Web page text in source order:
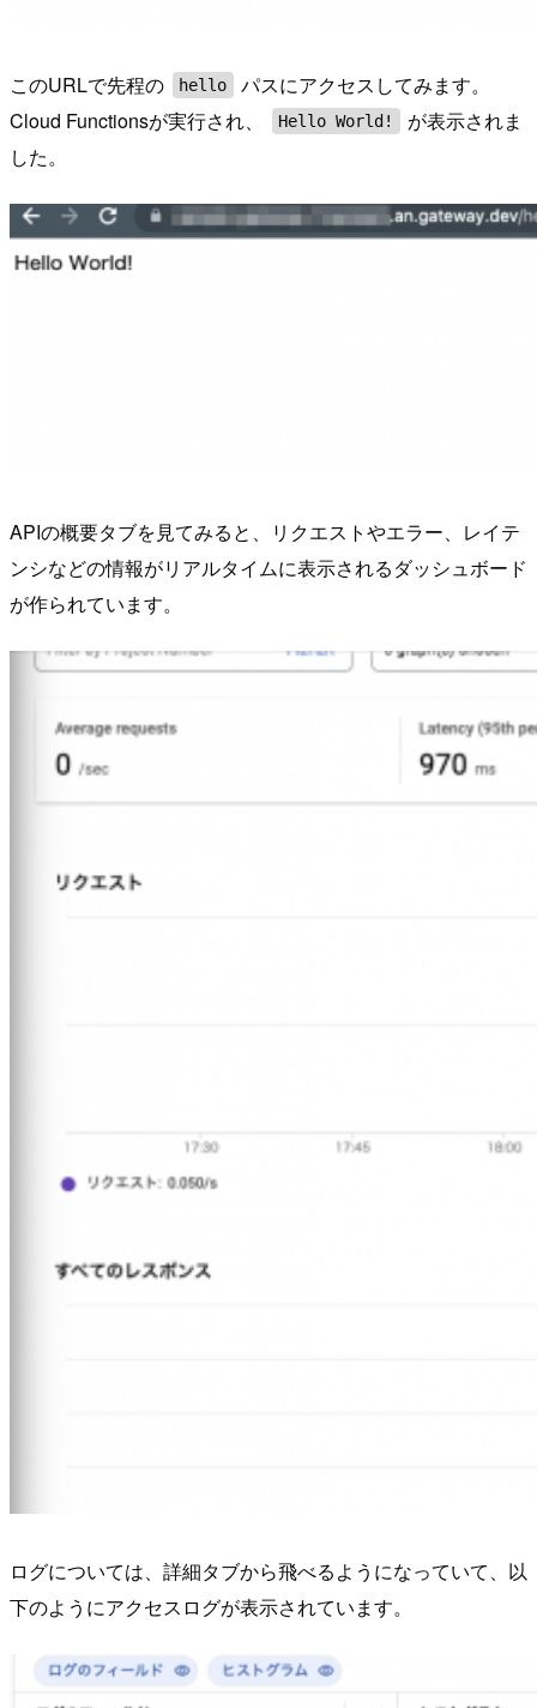
このURLで先程の hello
パスにアクセスしてみます。
Cloud Functionsが実行され、
Hello World!
が表示されま
した。
APIの概要タブを見てみると、リクエストやエラー、レイテ
ンシなどの情報がリアルタイムに表示されるダッシュボード
が作られています。
ログについては、詳細タブから飛べるようになっていて、以
下のようにアクセスログが表示されています。